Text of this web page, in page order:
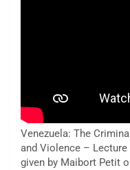
Venezuela: The
and Violence –
given by Maibort Petit